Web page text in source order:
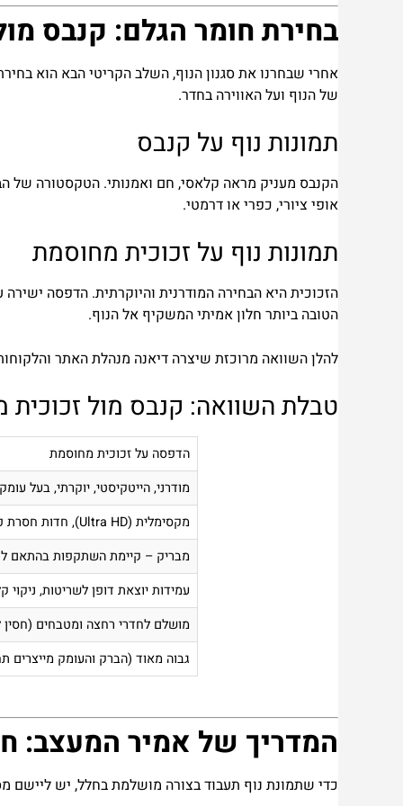
בחירת חומר הגלם: קנבס
אחרי שבחרנו את סגנון הנוף, השלב הקריטי הבא הוא
של הנוף ועל האווירה בחדר.
תמונות נוף על קנבס
הקנבס מעניק מראה קלאסי, חם ואמנותי. הטקסטורה של
אופי ציורי, כפרי או דרמטי.
תמונות נוף על זכוכית מחוסמת
הטובה ביותר חלון אמיתי המשקיף אל הנוף.
להלן השוואה מרוכזת שיצרה דיאנה מנהלת האתר
טבלת השוואה: קנבס מול
הדפסה על זכוכית מחוסמת
מודרני, הייטקיסטי, יוקרתי, בעל
מקסימלית (Ultra HD), חדות חסרת פשרות
מבריק – קיימת השתקפות בהתאם
עמידות יוצאת דופן לשריטות,
מושלם לחדרי רחצה ומטבחים (חסין
גבוה מאוד (הברק והעומק מייצרים
המדריך של אמיר המעצב:
כדי שתמונת נוף תעבוד בצורה מושלמת בחלל, יש ליישם